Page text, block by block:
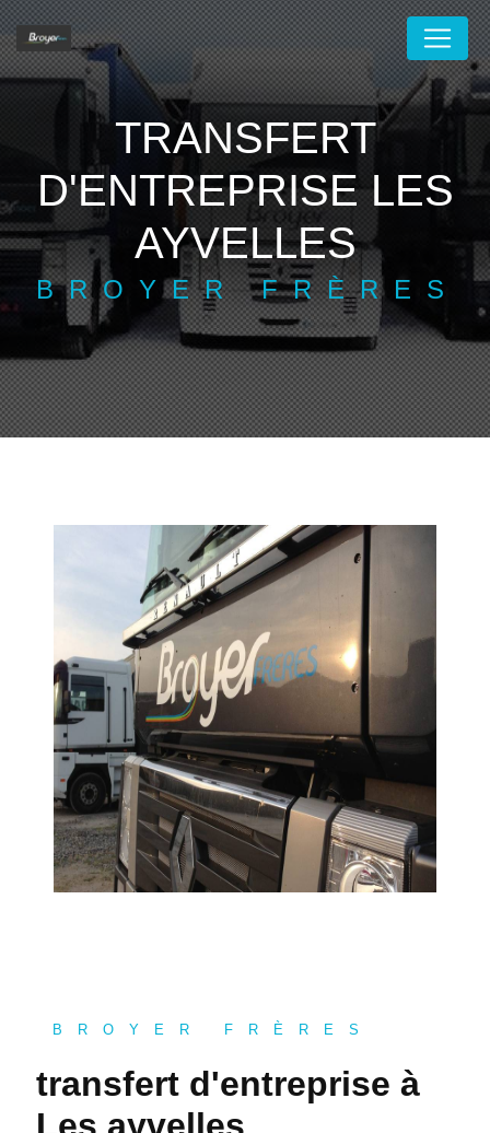
TRANSFERT
D'ENTREPRISE LES
AYVELLES
BROYER FRÈRES
BROYER FRÈRES
transfert d'entreprise à
Les ayvelles
Panneau de gestion des cookies